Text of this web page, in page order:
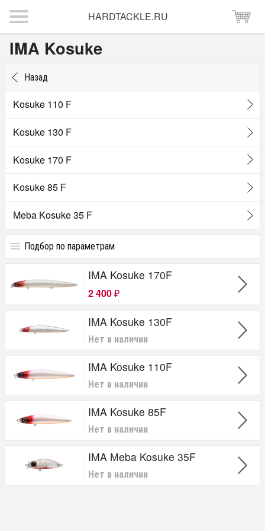
HARDTACKLE.RU
IMA Kosuke
Назад
Kosuke 110 F
Kosuke 130 F
Kosuke 170 F
Kosuke 85 F
Meba Kosuke 35 F
Подбор по параметрам
Цена
от
IMA Kosuke 170F
2 400 ₽
IMA Kosuke 130F
Нет в наличии
IMA Kosuke 110F
Нет в наличии
IMA Kosuke 85F
Нет в наличии
IMA Meba Kosuke 35F
Нет в наличии